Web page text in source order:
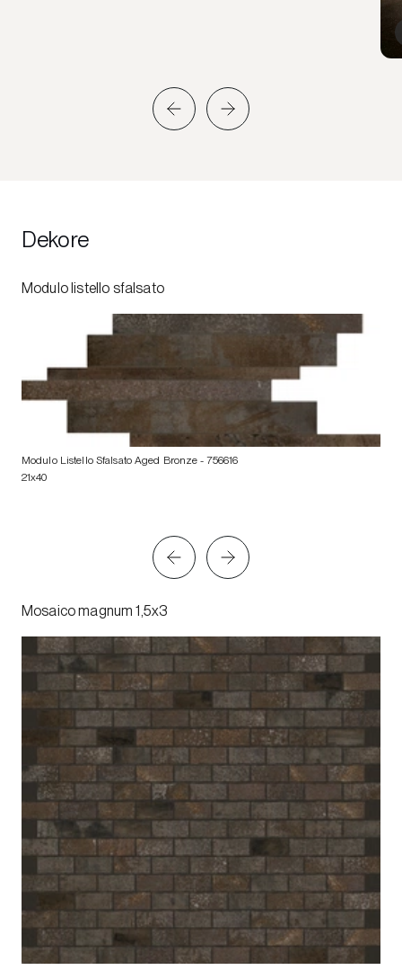
Dekore
Modulo listello sfalsato
Modulo Listello Sfalsato Aged Bronze - 756616
21x40
Mosaico magnum 1,5x3